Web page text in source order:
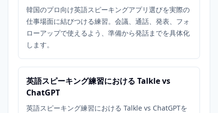
韓国のプロ向け英語スピーキングアプリ選びを実際の
仕事場面に結びつける練習。会議、通話、発表、フォ
ローアップで使えるよう、準備から発話までを具体化
します。
英語スピーキング練習における Talkle vs
ChatGPT
英語スピーキング練習における Talkle vs ChatGPTを